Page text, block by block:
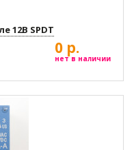
12В SPDT
0 р.
нет в наличии